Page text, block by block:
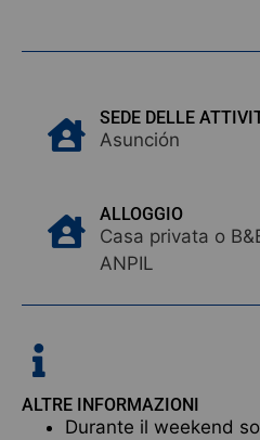
SEDE DELLE
Asunción
ALLOGGIO
Casa privata o
ANPIL
ALTRE INFORMAZIONI
Durante il weekend